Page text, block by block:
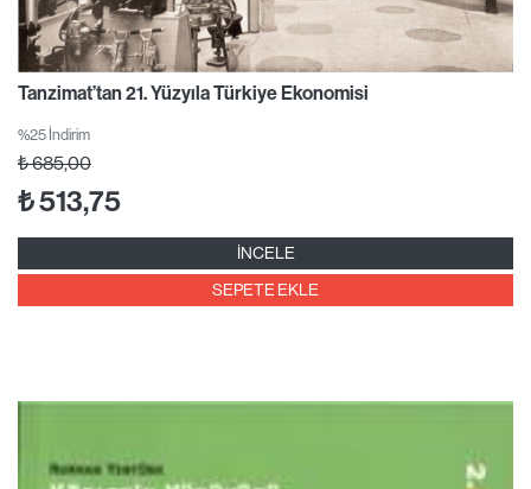
Tanzimat’tan 21. Yüzyıla Türkiye Ekonomisi
%25 İndirim
₺685,00
₺513,75
İNCELE
SEPETE EKLE